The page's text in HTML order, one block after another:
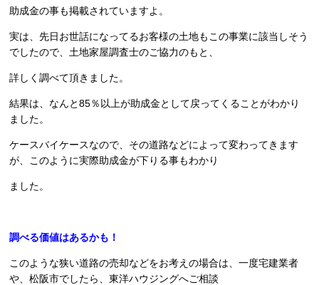
助成金の事も掲載されていますよ。
実は、先日お世話になってるお客様の土地もこの事業に該当しそう
でしたので、土地家屋調査士のご協力のもと、
詳しく調べて頂きました。
結果は、なんと85％以上が助成金として戻ってくることがわかり
ました。
ケースバイケースなので、その道路などによって変わってきます
が、このように実際助成金が下りる事もわかり
ました。
調べる価値はあるかも！
このような狭い道路の売却などをお考えの場合は、一度宅建業者
や、松阪市でしたら、東洋ハウジングへご相談